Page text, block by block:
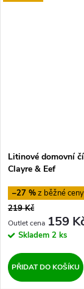
Litinové domovní
Clayre & Eef
–27 %
219 Kč
159
Skladem 2 ks
PŘIDAT DO KOŠÍKU